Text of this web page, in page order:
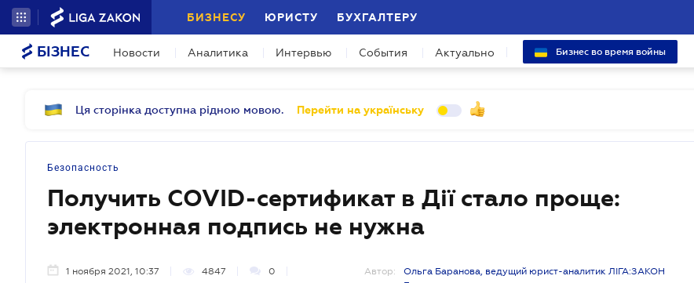
БИЗНЕСУ ЮРИСТУ БУХГАЛТЕРУ
БІЗНЕС Новости Аналитика Интервью События Актуально Бизнес во время войны
Ця сторінка доступна рідною мовою. Перейти на українську
Безопасность
Получить COVID-сертификат в Дії стало проще:
электронная подпись не нужна
1 ноября 2021, 10:37 4847 0 Автор:
Ольга Баранова, ведущий юрист-аналитик ЛІГА:ЗАКОН